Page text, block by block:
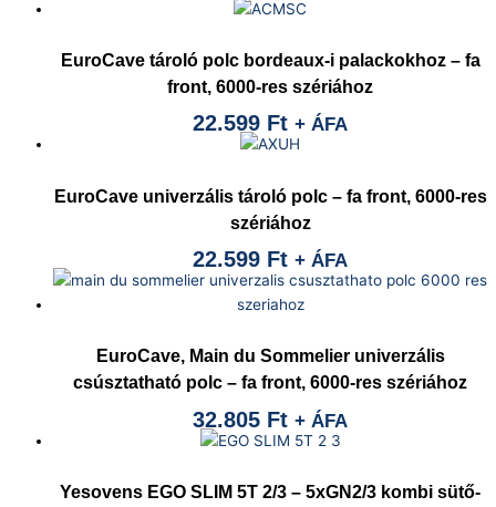
EuroCave tároló polc bordeaux-i palackokhoz – fa
front, 6000-res szériához
22.599 Ft + ÁFA
EuroCave univerzális tároló polc – fa front, 6000-res
szériához
22.599 Ft + ÁFA
EuroCave, Main du Sommelier univerzális
csúsztatható polc – fa front, 6000-res szériához
32.805 Ft + ÁFA
Yesovens EGO SLIM 5T 2/3 – 5xGN2/3 kombi sütő-